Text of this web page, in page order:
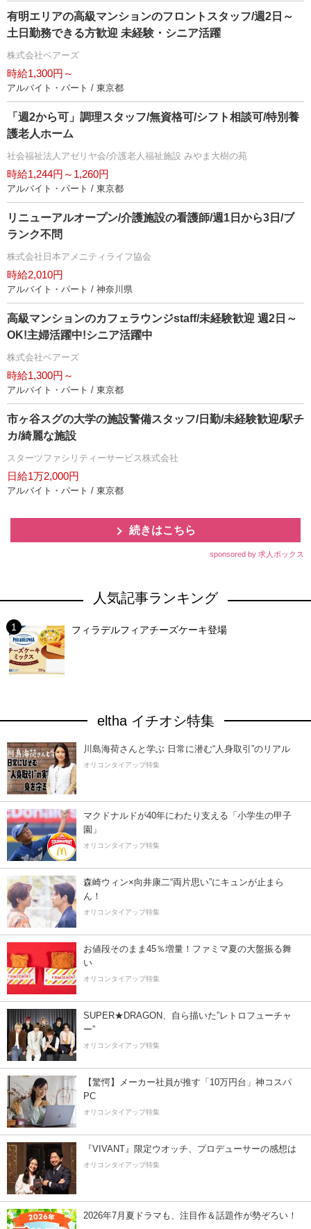
有明エリアの⾼級マンションのフロントスタッフ/週2日～
土日勤務できる方歓迎 未経験・シニア活躍
株式会社ベアーズ
時給1,300円～
アルバイト・パート / 東京都
「週2から可」調理スタッフ/無資格可/シフト相談可/特別養
護老人ホーム
社会福祉法人アゼリヤ会/介護老人福祉施設 みやま大樹の苑
時給1,244円～1,260円
アルバイト・パート / 東京都
リニューアルオープン/介護施設の看護師/週1日から3日/ブ
ランク不問
株式会社日本アメニティライフ協会
時給2,010円
アルバイト・パート / 神奈川県
高級マンションのカフェラウンジstaff/未経験歓迎 週2日～
OK!主婦活躍中!シニア活躍中
株式会社ベアーズ
時給1,300円～
アルバイト・パート / 東京都
市ヶ谷スグの大学の施設警備スタッフ/日勤/未経験歓迎/駅チ
カ/綺麗な施設
スターツファシリティーサービス株式会社
日給1万2,000円
アルバイト・パート / 東京都
続きはこちら
sponsored by 求人ボックス
人気記事ランキング
フィラデルフィアチーズケーキ登場
eltha イチオシ特集
川島海荷さんと学ぶ 日常に潜む“人身取引”のリアル
オリコンタイアップ特集
マクドナルドが40年にわたり支える「小学生の甲子
園」
オリコンタイアップ特集
森崎ウィン×向井康二“両片思い”にキュンが止まら
ん！
オリコンタイアップ特集
お値段そのまま45％増量！ファミマ夏の大盤振る舞
い
オリコンタイアップ特集
SUPER★DRAGON、自ら描いた”レトロフューチャ
ー”
オリコンタイアップ特集
【驚愕】メーカー社員が推す「10万円台」神コスパ
PC
オリコンタイアップ特集
『VIVANT』限定ウオッチ、プロデューサーの感想は
オリコンタイアップ特集
2026年7月夏ドラマも、注目作＆話題作が勢ぞろい！